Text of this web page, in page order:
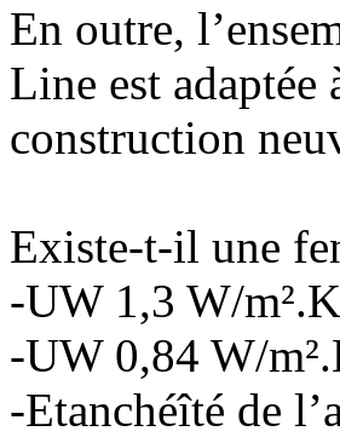
En outre,
Line est
construction
Existe-t-il une
-UW 1,3 W/
-UW 0,84 W/
-Etanchéîté de